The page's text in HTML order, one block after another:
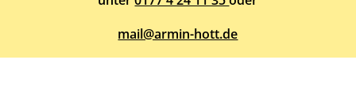
mail@armin-hott.de